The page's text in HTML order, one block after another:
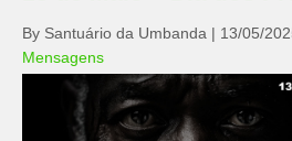
By Santuário da Umbanda | 13/05/
Mensagens